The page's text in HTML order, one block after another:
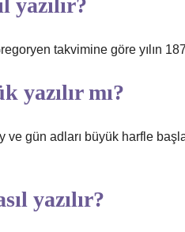
yazılır?
takvimine göre yılın
yazılır mı?
gün adları büyük harfle
yazılır?